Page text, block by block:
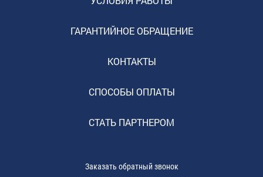
ГАРАНТИЙНОЕ ОБРАЩЕНИЕ
КОНТАКТЫ
СПОСОБЫ ОПЛАТЫ
СТАТЬ ПАРТНЕРОМ
Заказать обратный звонок